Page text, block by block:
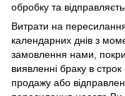
обробку та
Витрати на
календарних днів з
замовлення нами,
виявленні браку в
продажу або